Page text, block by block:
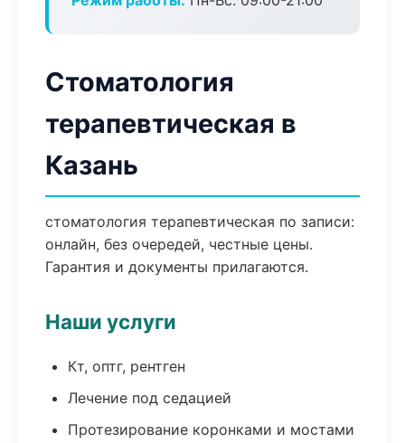
Стоматология
терапевтическая в
Казань
стоматология терапевтическая по записи:
онлайн, без очередей, честные цены.
Гарантия и документы прилагаются.
Наши услуги
Кт, оптг, рентген
Лечение под седацией
Протезирование коронками и мостами